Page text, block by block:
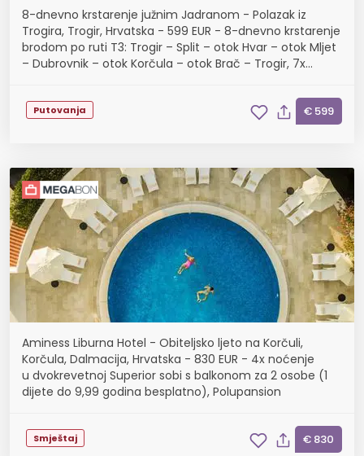
8-dnevno krstarenje južnim Jadranom - Polazak iz
Trogira, Trogir, Hrvatska - 599 EUR - 8-dnevno krstarenje
brodom po ruti T3: Trogir – Split – otok Hvar – otok Mljet
– Dubrovnik – otok Korčula – otok Brač – Trogir, 7x
Putovanja € 599
Aminess Liburna Hotel - Obiteljsko ljeto na Korčuli,
Korčula, Dalmacija, Hrvatska - 830 EUR - 4x noćenje
u dvokrevetnoj Superior sobi s balkonom za 2 osobe (1
dijete do 9,99 godina besplatno), Polupansion
Smještaj € 830